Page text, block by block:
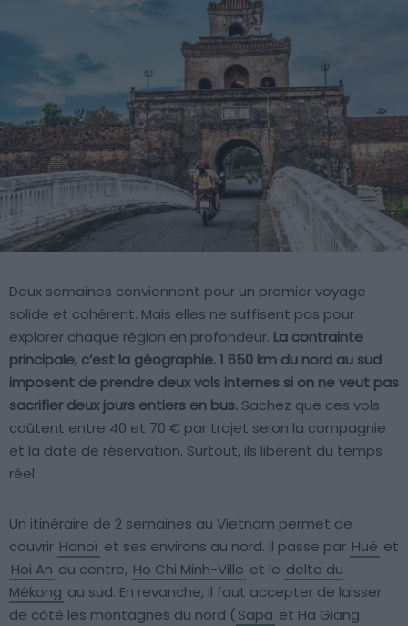
Deux semaines conviennent pour un premier voyage
solide et cohérent. Mais elles ne suffisent pas pour
explorer chaque région en profondeur. La contrainte
principale, c’est la géographie. 1 650 km du nord au sud
imposent de prendre deux vols internes si on ne veut pas
sacrifier deux jours entiers en bus. Sachez que ces vols
coûtent entre 40 et 70 € par trajet selon la compagnie
et la date de réservation. Surtout, ils libèrent du temps
réel.
Un itinéraire de 2 semaines au Vietnam permet de
couvrir Hanoï et ses environs au nord. Il passe par Hué et
Hoi An au centre, Ho Chi Minh-Ville et le delta du
Mékong au sud. En revanche, il faut accepter de laisser
de côté les montagnes du nord (Sapa et Ha Giang